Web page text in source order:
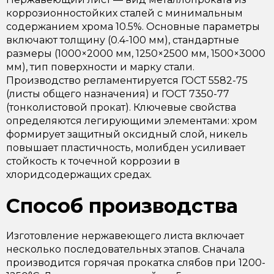
коррозионностойких сталей с минимальным
содержанием хрома 10.5%. Основные параметры
включают толщину (0.4-100 мм), стандартные
размеры (1000×2000 мм, 1250×2500 мм, 1500×3000
мм), тип поверхности и марку стали.
Производство регламентируется ГОСТ 5582-75
(листы общего назначения) и ГОСТ 7350-77
(тонколистовой прокат). Ключевые свойства
определяются легирующими элементами: хром
формирует защитный оксидный слой, никель
повышает пластичность, молибден усиливает
стойкость к точечной коррозии в
хлоридсодержащих средах.
Способ производства
Изготовление нержавеющего листа включает
несколько последовательных этапов. Сначала
производится горячая прокатка слябов при 1200-